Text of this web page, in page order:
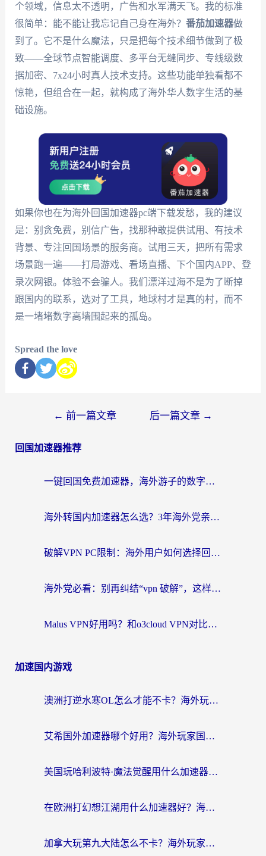
个领域，信息太不透明，广告和水军满天飞。我的标准
很简单：能不能让我忘记自己身在海外？ 番茄加速器做
到了。它不是什么魔法，只是把每个技术细节做到了极
致——全球节点智能调度、多平台无缝同步、专线级数
据加密、7x24小时真人技术支持。这些功能单独看都不
惊艳，但组合在一起，就构成了海外华人数字生活的基
础设施。
如果你也在为海外回国加速器pc端下载发愁，我的建议
是：别贪免费，别信广告，找那种敢提供试用、有技术
背景、专注回国场景的服务商。试用三天，把所有需求
场景跑一遍——打局游戏、看场直播、下个国内APP、登
录次网银。体验不会骗人。我们漂洋过海不是为了断掉
跟国内的联系，选对了工具，地球村才是真的村，而不
是一堵堵数字高墙围起来的孤岛。
Spread the love
← 前一篇文章 后一篇文章 →
回国加速器推荐
一键回国免费加速器，海外游子的数字归乡路
海外转国内加速器怎么选？3年海外党亲测指南，无缝刷剧玩游戏不再难
破解VPN PC限制：海外用户如何选择回国加速器实现无缝访问国内资源
海外党必看：别再纠结“vpn 破解”，这样选回国加速器才能真正无缝访问国内资源
Malus VPN好用吗？和o3cloud VPN对比哪个回国效果更好？
加速国内游戏
澳洲打逆水寒OL怎么才能不卡？海外玩家国服游戏加速终极指南（附梦幻模拟战地铁跑酷解决办法）
艾希国外加速器哪个好用？海外玩家国服游戏畅玩终极指南（附欧洲玩鸣潮街头篮球实测）
美国玩哈利波特·魔法觉醒用什么加速器？告别延迟的终极指南（含免费QQ炫舞方案+印尼妄想山海秘籍）
在欧洲打幻想江湖用什么加速器好？海外玩家国服游戏畅玩指南
加拿大玩第九大陆怎么不卡？海外玩家国服游戏加速全攻略（附足球世界萤火突击实测）